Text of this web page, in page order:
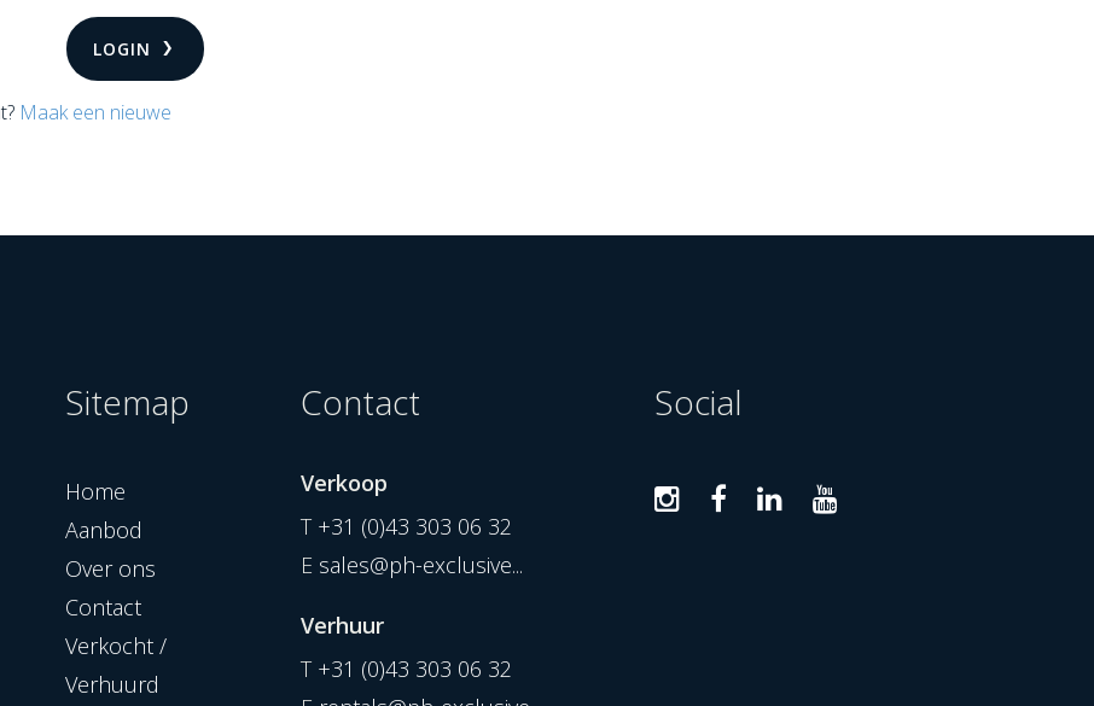
LOGIN
Maak een nieuwe
Sitemap
Home
Aanbod
Over ons
Contact
Verkocht /
Verhuurd
Contact
Verkoop
T +31 (0)43 303 06 32
E sales@ph-exclusive...
Verhuur
T +31 (0)43 303 06 32
Social